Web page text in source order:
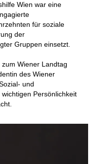
Wien war eine
für soziale
der
Gruppen einsetzt.
Wiener Landtag
des Wiener
und
Persönlichkeit